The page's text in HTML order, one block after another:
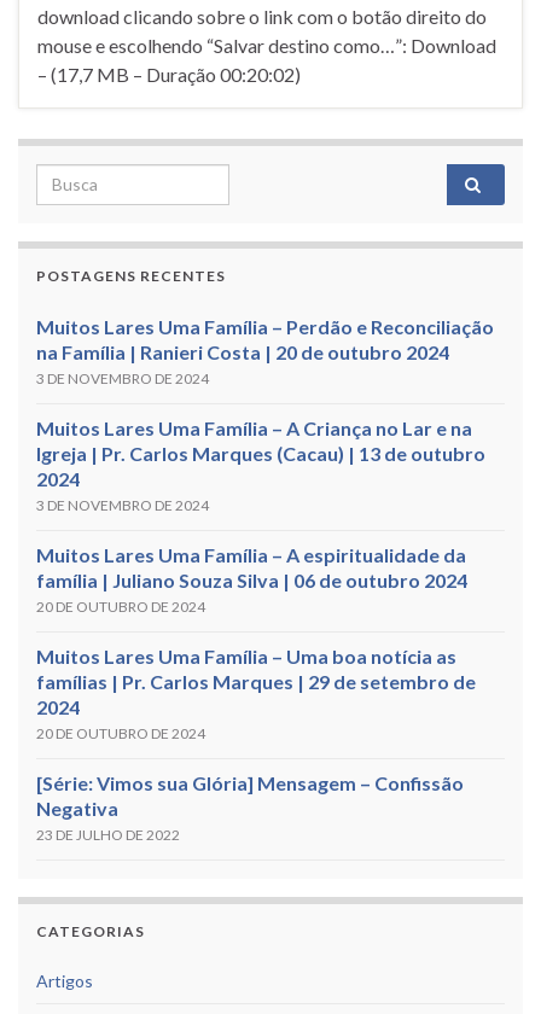
download clicando sobre o link com o botão direito do
mouse e escolhendo “Salvar destino como…”: Download
– (17,7 MB – Duração 00:20:02)
Search for:
POSTAGENS RECENTES
Muitos Lares Uma Família – Perdão e Reconciliação
na Família | Ranieri Costa | 20 de outubro 2024
3 DE NOVEMBRO DE 2024
Muitos Lares Uma Família – A Criança no Lar e na
Igreja | Pr. Carlos Marques (Cacau) | 13 de outubro
2024
3 DE NOVEMBRO DE 2024
Muitos Lares Uma Família – A espiritualidade da
família | Juliano Souza Silva | 06 de outubro 2024
20 DE OUTUBRO DE 2024
Muitos Lares Uma Família – Uma boa notícia as
famílias | Pr. Carlos Marques | 29 de setembro de
2024
20 DE OUTUBRO DE 2024
[Série: Vimos sua Glória] Mensagem – Confissão
Negativa
23 DE JULHO DE 2022
CATEGORIAS
Artigos